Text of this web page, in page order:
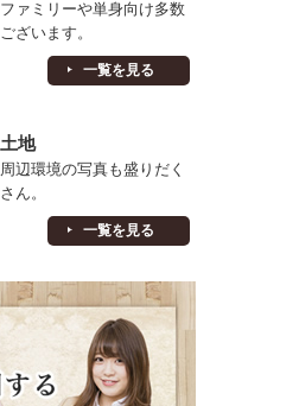
一覧を見る
ファミリーや単身向け多数
ございます。
一覧を見る
土地
周辺環境の写真も盛りだく
さん。